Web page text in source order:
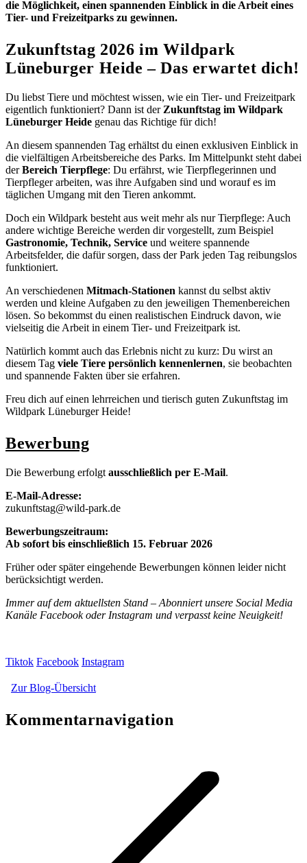
die Möglichkeit, einen spannenden Einblick in die Arbeit eines
Tier- und Freizeitparks zu gewinnen.
Zukunftstag 2026 im Wildpark
Lüneburger Heide – Das erwartet dich!
Du liebst Tiere und möchtest wissen, wie ein Tier- und Freizeitpark
eigentlich funktioniert? Dann ist der Zukunftstag im Wildpark
Lüneburger Heide genau das Richtige für dich!
An diesem spannenden Tag erhältst du einen exklusiven Einblick in
die vielfältigen Arbeitsbereiche des Parks. Im Mittelpunkt steht dabei
derBereich Tierpflege: Du erfährst, wie Tierpflegerinnen und
Tierpfleger arbeiten, was ihre Aufgaben sind und worauf es im
täglichen Umgang mit den Tieren ankommt.
Doch ein Wildpark besteht aus weit mehr als nur Tierpflege: Auch
andere wichtige Bereiche werden dir vorgestellt, zum Beispiel
Gastronomie, Technik, Service und weitere spannende
Arbeitsfelder, die dafür sorgen, dass der Park jeden Tag reibungslos
funktioniert.
An verschiedenen Mitmach-Stationen kannst du selbst aktiv
werden und kleine Aufgaben zu den jeweiligen Themenbereichen
lösen. So bekommst du einen realistischen Eindruck davon, wie
vielseitig die Arbeit in einem Tier- und Freizeitpark ist.
Natürlich kommt auch das Erlebnis nicht zu kurz: Du wirst an
diesem Tag viele Tiere persönlich kennenlernen, sie beobachten
und spannende Fakten über sie erfahren.
Freu dich auf einen lehrreichen und tierisch guten Zukunftstag im
Wildpark Lüneburger Heide!
Bewerbung
Die Bewerbung erfolgt ausschließlich per E-Mail.
E-Mail-Adresse:
zukunftstag@wild-park.de
Bewerbungszeitraum:
Ab sofort bis einschließlich 15. Februar 2026
Früher oder später eingehende Bewerbungen können leider nicht
berücksichtigt werden.
Immer auf dem aktuellsten Stand – Abonniert unsere Social Media
Kanäle Facebook oder Instagram und verpasst keine Neuigkeit!
Tiktok Facebook Instagram
Zur Blog-Übersicht
Kommentarnavigation